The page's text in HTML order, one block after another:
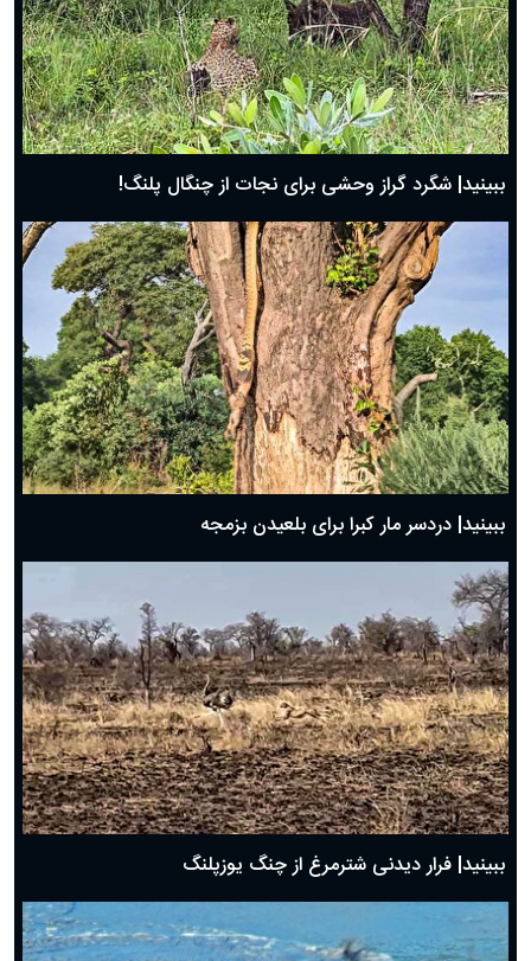
ببینید| شگرد گراز وحشی برای نجات از چنگال پلنگ!
ببینید| دردسر مار کبرا برای بلعیدن بزمجه
ببینید| فرار دیدنی شترمرغ از چنگ یوزپلنگ